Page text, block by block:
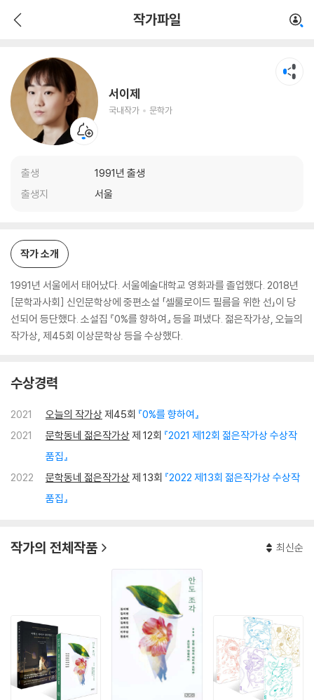
작가파일
서이제
국내작가 문학가
출생
1991년 출생
출생지
서울
작가 소개
1991년 서울에서 태어났다. 서울예술대학교 영화과를 졸업했다. 2018년
[문학과사회] 신인문학상에 중편소설 「셀룰로이드 필름을 위한 선」이 당
선되어 등단했다. 소설집 『0%를 향하여』 등을 펴냈다. 젊은작가상, 오늘의
작가상, 제45회 이상문학상 등을 수상했다.
수상경력
2021 오늘의 작가상 제45회 『0%를 향하여』
2021
문학동네 젊은작가상 제 12회 『2021 제12회 젊은작가상 수상작
품집』
2022
문학동네 젊은작가상 제 13회 『2022 제13회 젊은작가상 수상작
품집』
작가의 전체작품 최신순